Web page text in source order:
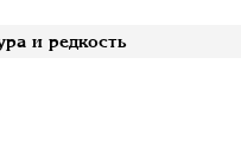
и редкость